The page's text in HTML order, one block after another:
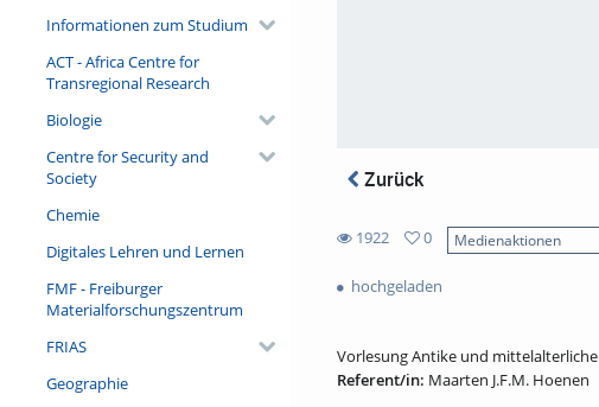
Informationen zum Studium
ACT - Africa Centre for
Transregional Research
Biologie
Centre for Security and
Society
Chemie
Digitales Lehren und Lernen
FMF - Freiburger
Materialforschungszentrum
FRIAS
Geographie
Zurück
1922
views
0
favorites
Medienaktionen
hochgeladen
Vorlesung Antike und
Referent/in: Maarten J.F.M. Hoenen